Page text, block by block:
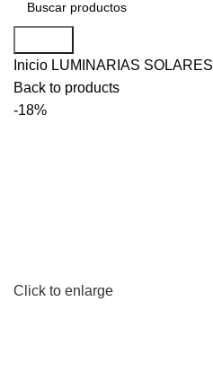
Inicio LUMINARIAS SOLARES
Back to products
-18%
Click to enlarge